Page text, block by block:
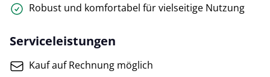
Robust und komfortabel für vielseitige Nutzung
Serviceleistungen
Kauf auf Rechnung möglich